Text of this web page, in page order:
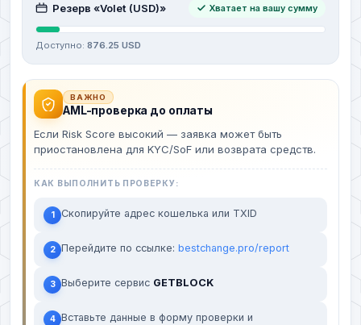
Резерв «Volet (USD)» Хватает на вашу сумму
Доступно: 876.25 USD
ВАЖНО
AML-проверка до оплаты
Если Risk Score высокий — заявка может быть
приостановлена для KYC/SoF или возврата средств.
КАК ВЫПОЛНИТЬ ПРОВЕРКУ:
1 Скопируйте адрес кошелька или TXID
2 Перейдите по ссылке: bestchange.pro/report
3 Выберите сервис GETBLOCK
4 Вставьте данные в форму проверки и